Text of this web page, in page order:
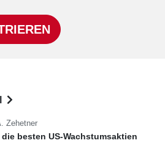
Zehetner
besten US-Wachstumsaktien